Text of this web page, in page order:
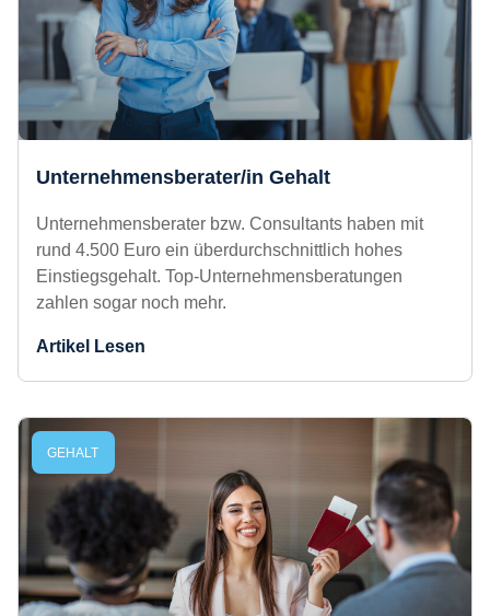
Unternehmensberater bzw. Consultants haben
mit rund 4.500 Euro ein überdurchschnittlich
hohes Einstiegsgehalt. Top-
mehr.